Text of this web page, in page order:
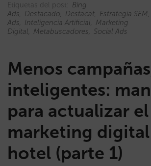
Etiquetas del post:
Bing
Ads
Destacado Destacat Estrategia SEM
Ads
Inteligencia Artificial
Marketing
Digital
Metabuscadores Social Ads
Menos
inteligentes:
para actualizar el
marketing
hotel (parte 1)